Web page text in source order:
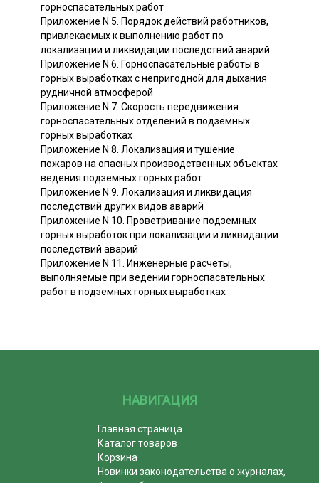
горноспасательных работ
Приложение N 5. Порядок действий работников,
привлекаемых к выполнению работ по
локализации и ликвидации последствий аварий
Приложение N 6. Горноспасательные работы в
горных выработках с непригодной для дыхания
рудничной атмосферой
Приложение N 7. Скорость передвижения
горноспасательных отделений в подземных
горных выработках
Приложение N 8. Локализация и тушение
пожаров на опасных производственных объектах
ведения подземных горных работ
Приложение N 9. Локализация и ликвидация
последствий других видов аварий
Приложение N 10. Проветривание подземных
горных выработок при локализации и ликвидации
последствий аварий
Приложение N 11. Инженерные расчеты,
выполняемые при ведении горноспасательных
работ в подземных горных выработках
НАВИГАЦИЯ
Главная страница
Каталог товаров
Корзина
Новинки законодательства о журналах,